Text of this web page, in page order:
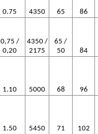
0.75 4350 65
86
0,75 /
0,20
4350 /
2175
65 /
50
84
1.10 5000 68
96
1.50 5450 71
102